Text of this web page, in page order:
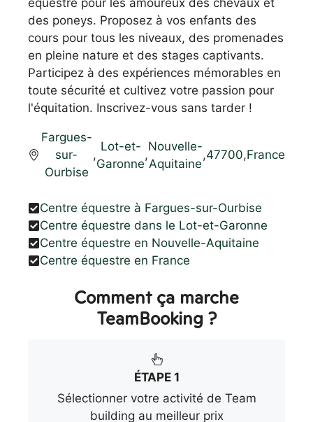
équestre pour les amoureux des chevaux et
des poneys. Proposez à vos enfants des
cours pour tous les niveaux, des promenades
en pleine nature et des stages captivants.
Participez à des expériences mémorables en
toute sécurité et cultivez votre passion pour
l'équitation. Inscrivez-vous sans tarder !
Fargues-
sur-
Ourbise
,
Lot-et-
Garonne
,
Nouvelle-
Aquitaine
,47700,France
Centre équestre à Fargues-sur-Ourbise
Centre équestre dans le Lot-et-Garonne
Centre équestre en Nouvelle-Aquitaine
Centre équestre en France
Comment ça marche
TeamBooking ?
ÉTAPE 1
Sélectionner votre activité de Team
building au meilleur prix